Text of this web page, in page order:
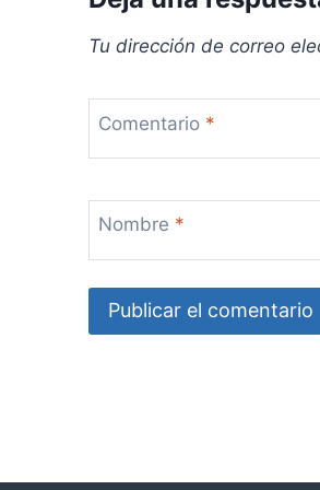
Tu dirección de correo
Comentario *
Nombre *